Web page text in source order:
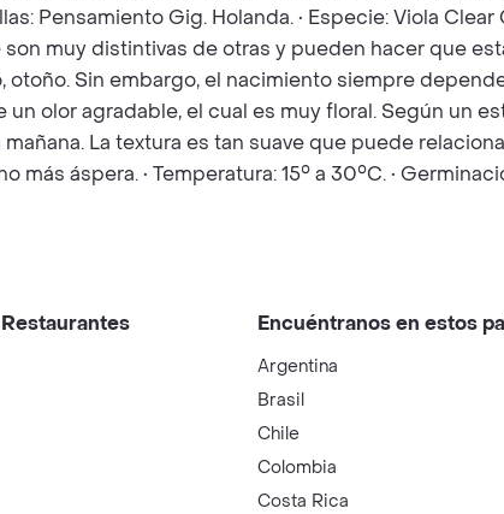
Pensamiento Gig. Holanda. • Especie: Viola
muy distintivas de otras y pueden hacer que
otoño. Sin embargo, el nacimiento siempre
olor agradable, el cual es muy floral. Según un
La textura es tan suave que puede
más áspera. • Temperatura: 15° a 30°C. •
Encuéntranos en estos
Argentina
Brasil
Chile
Colombia
Costa Rica